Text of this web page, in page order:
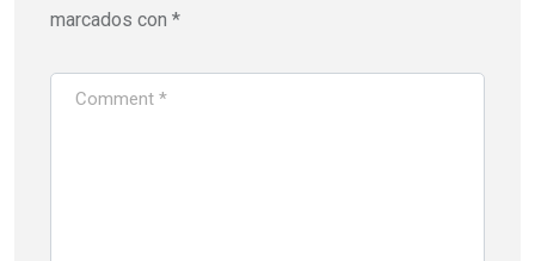
marcados con *